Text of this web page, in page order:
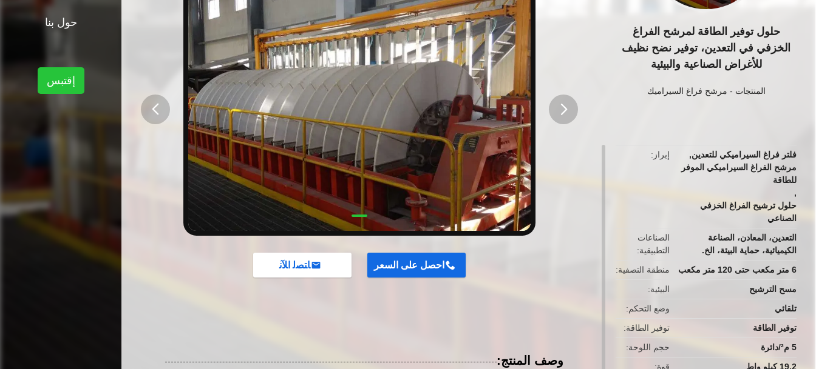
حلول توفير الطاقة لمرشح الفراغ
الخزفي في التعدين، توفير نضح نظيف
للأغراض الصناعية والبيئية
المنتجات - مرشح فراغ السيراميك
إبراز فلتر فراغ السيراميكي للتعدين,
مرشح الفراغ السيراميكي الموفر
للطاقة
,
حلول ترشيح الفراغ الخزفي
الصناعي
الصناعات
التطبيقية
التعدين، المعادن، الصناعة
الكيميائية، حماية البيئة، الخ.
منطقة التصفية
6 متر مكعب حتى 120 متر مكعب
البيئية
مسح الترشيح
وضع التحكم
تلقائي
توفير الطاقة
توفير الطاقة
حجم اللوحة
5 م²/دائرة
قوة
19.2 كيلو واط
احصل على السعر ﺎﺘﺼﻟ ﺍﻶﻧ
وصف المنتج:
حول بنا
إقتبس